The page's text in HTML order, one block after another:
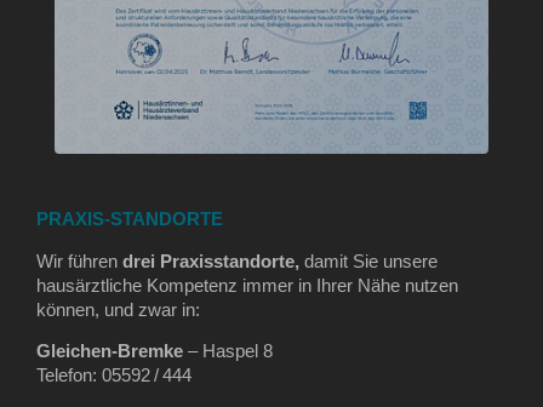
PRAXIS-STANDORTE
Wir führen drei Praxisstandorte, damit Sie unsere
hausärztliche Kompetenz immer in Ihrer Nähe nutzen
können, und zwar in:
Gleichen‑Bremke – Haspel 8
Telefon: 05592 / 444